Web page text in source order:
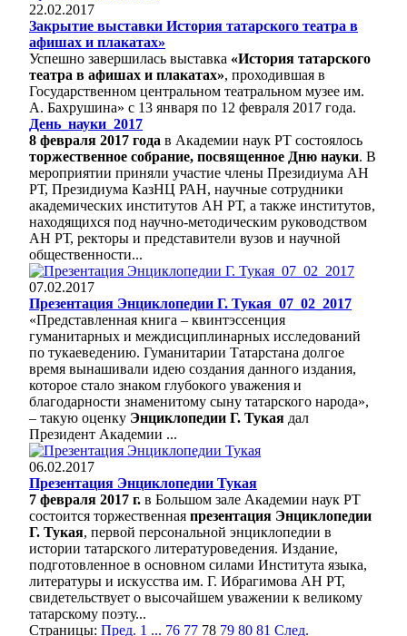
22.02.2017
Закрытие выставки История татарского театра в
афишах и плакатах»
Успешно завершилась выставка «История татарского
театра в афишах и плакатах», проходившая в
Государственном центральном театральном музее им.
А. Бахрушина» с 13 января по 12 февраля 2017 года.
День_науки_2017
8 февраля 2017 года в Академии наук РТ состоялось
торжественное собрание, посвященное Дню науки. В
мероприятии приняли участие члены Президиума АН
РТ, Президиума КазНЦ РАН, научные сотрудники
академических институтов АН РТ, а также институтов,
находящихся под научно-методическим руководством
АН РТ, ректоры и представители вузов и научной
общественности...
07.02.2017
Презентация Энциклопедии Г. Тукая_07_02_2017
«Представленная книга – квинтэссенция
гуманитарных и междисциплинарных исследований
по тукаеведению. Гуманитарии Татарстана долгое
время вынашивали идею создания данного издания,
которое стало знаком глубокого уважения и
благодарности знаменитому сыну татарского народа»,
– такую оценку Энциклопедии Г. Тукая дал
Президент Академии ...
06.02.2017
Презентация Энциклопедии Тукая
7 февраля 2017 г. в Большом зале Академии наук РТ
состоится торжественная презентация Энциклопедии
Г. Тукая, первой персональной энциклопедии в
истории татарского литературоведения. Издание,
подготовленное в основном силами Института языка,
литературы и искусства им. Г. Ибрагимова АН РТ,
свидетельствует о высочайшем уважении к великому
татарскому поэту...
Страницы: Пред. 1 ... 76 77 78 79 80 81 След.